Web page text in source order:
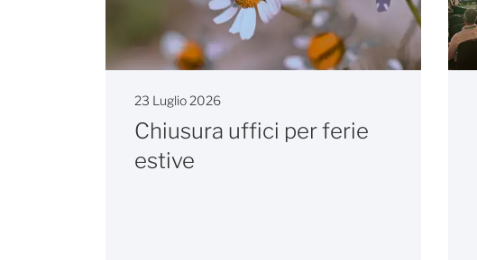
23 Luglio 2026
Chiusura uffici per ferie
estive